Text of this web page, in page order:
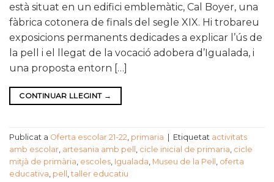
està situat en un edifici emblemàtic, Cal Boyer, una
fàbrica cotonera de finals del segle XIX. Hi trobareu
exposicions permanents dedicades a explicar l’ús de
la pell i el llegat de la vocació adobera d’Igualada, i
una proposta entorn […]
CONTINUAR LLEGINT →
Publicat a Oferta escolar 21-22, primaria Etiquetat activitats
amb escolar, artesania amb pell , cicle inicial de primaria, cicle
mitjà de primària, escoles, Igualada, Museu de la Pell , oferta
educativa, pell , taller educatiu